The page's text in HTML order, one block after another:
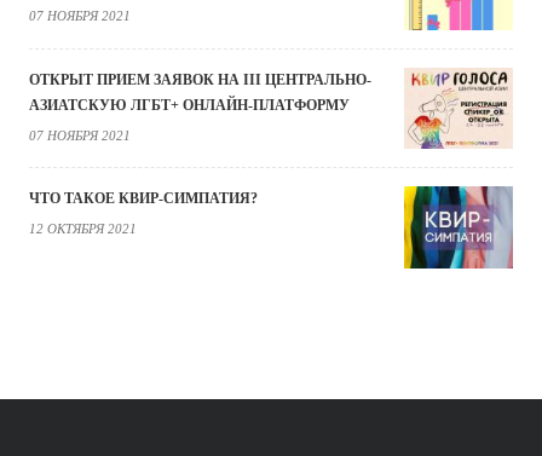
07 НОЯБРЯ 2021
ОТКРЫТ ПРИЕМ ЗАЯВОК НА III ЦЕНТРАЛЬНО-
АЗИАТСКУЮ ЛГБТ+ ОНЛАЙН-ПЛАТФОРМУ
07 НОЯБРЯ 2021
ЧТО ТАКОЕ КВИР-СИМПАТИЯ?
12 ОКТЯБРЯ 2021